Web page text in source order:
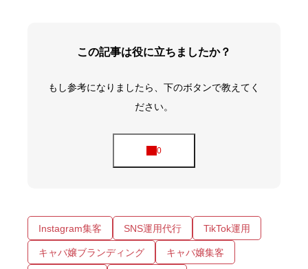
この記事は役に立ちましたか？
もし参考になりましたら、下のボタンで教えてく
ださい。
Instagram集客 SNS運用代行 TikTok運用
キャバ嬢ブランディング キャバ嬢集客